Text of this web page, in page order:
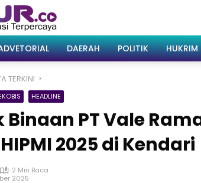
DAERAH POLITIK HUKRIM
TERKINI
HEADLINE
Binaan PT Vale
2025 di Kendari
2 Min Baca
2025